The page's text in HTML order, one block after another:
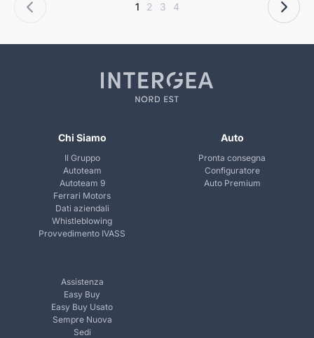
1 2 3 4
Chi Siamo
Il Gruppo
Autoteam
Autoteam 9
Ferrari Motors
Dati aziendali
Whistleblowing
Provvedimento IVASS
Auto
Pronta consegna
Configuratore
Auto Premium
Assistenza
Easy Buy
Easy Buy Usato
Sempre Nuova
Sedi